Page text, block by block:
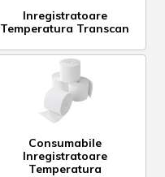
Inregistratoare
Temperatura Transcan
Consumabile
Inregistratoare
Temperatura